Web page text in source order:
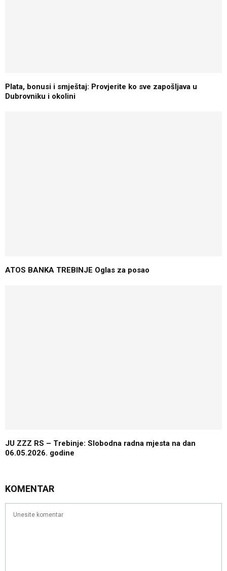
Plata, bonusi i smještaj: Provjerite ko sve zapošljava u
Dubrovniku i okolini
ATOS BANKA TREBINJE Oglas za posao
JU ZZZ RS – Trebinje: Slobodna radna mjesta na dan
06.05.2026. godine
KOMENTAR